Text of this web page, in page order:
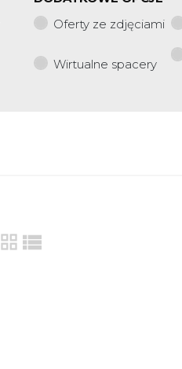
Oferty ze zdjęciami
Wirtualne spacery
tabela
lista